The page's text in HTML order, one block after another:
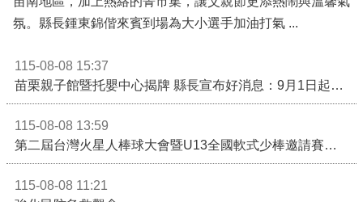
氛。縣長鍾東錦偕來賓到場為大小選手加油打氣 ...
115-08-08 15:37
苗栗親子館暨托嬰中心揭牌 縣長宣布好消息：9月1日起調降臨時托嬰費用
115-08-08 13:59
第二屆台灣火星人棒球大會暨U13全國軟式少棒邀請賽在苗栗舉辦
115-08-08 11:21